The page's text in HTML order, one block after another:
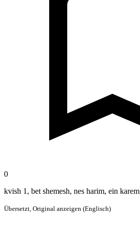
0
kvish 1, bet shemesh, nes harim, ein karem
Übersetzt, Original anzeigen (Englisch)